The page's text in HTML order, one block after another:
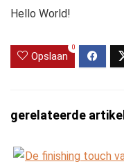
Hello World!
Opslaan
0
gerelateerde